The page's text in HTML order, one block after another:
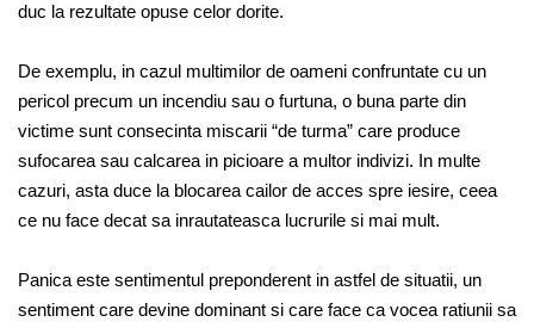
duc la rezultate opuse celor dorite.
De exemplu, in cazul multimilor de oameni confruntate cu un
pericol precum un incendiu sau o furtuna, o buna parte din
victime sunt consecinta miscarii “de turma” care produce
sufocarea sau calcarea in picioare a multor indivizi. In multe
cazuri, asta duce la blocarea cailor de acces spre iesire, ceea
ce nu face decat sa inrautateasca lucrurile si mai mult.
Panica este sentimentul preponderent in astfel de situatii, un
sentiment care devine dominant si care face ca vocea ratiunii sa